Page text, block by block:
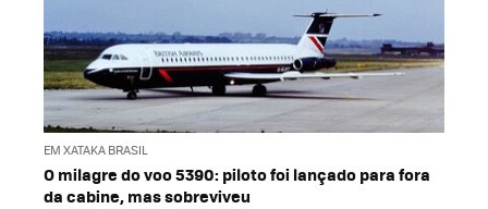
EM XATAKA BRASIL
O milagre do voo 5390: piloto foi lançado para fora
da cabine, mas sobreviveu